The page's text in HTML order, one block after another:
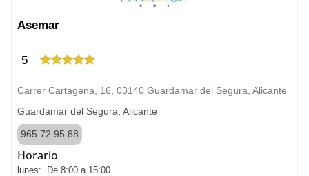
Asemar
5
Carrer Cartagena, 16, 03140 Guardamar del Segura, Alicante
Guardamar del Segura, Alicante
965 72 95 88
Horario
lunes: De 8:00 a 15:00